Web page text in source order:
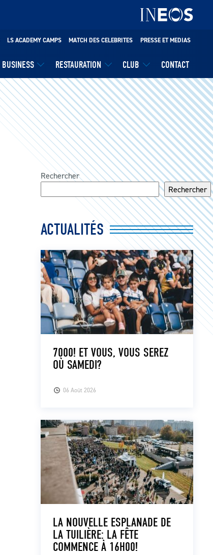
BUSINESS RESTAURATION CLUB CONTACT
LS ACADEMY CAMPS MATCH DES CELEBRITES PRESSE ET MEDIAS
Rechercher
Rechercher
ACTUALITÉS
06 Août 2026
7000! ET VOUS, VOUS SEREZ
OÙ SAMEDI?
LA NOUVELLE ESPLANADE DE
LA TUILIÈRE: LA FÊTE
COMMENCE À 16H00!